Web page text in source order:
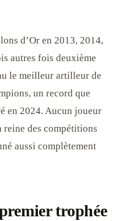
d’Or en 2013, 2014,
autres fois deuxième
le meilleur artilleur de
un record que
en 2024. Aucun joueur
reine des compétitions
aussi complètement
trophée